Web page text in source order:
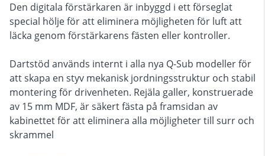
Den digitala förstärkaren är inbyggd i ett förseglat
special hölje för att eliminera möjligheten för luft att
läcka genom förstärkarens fästen eller kontroller.
Dartstöd används internt i alla nya Q-Sub modeller för
att skapa en styv mekanisk jordningsstruktur och stabil
montering för drivenheten. Rejäla galler, konstruerade
av 15 mm MDF, är säkert fästa på framsidan av
kabinettet för att eliminera alla möjligheter till surr och
skrammel